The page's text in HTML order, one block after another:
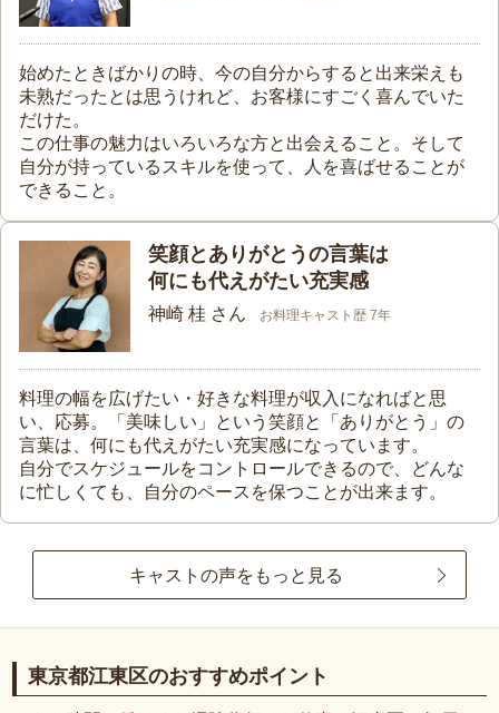
始めたときばかりの時、今の自分からすると出来栄えも
未熟だったとは思うけれど、お客様にすごく喜んでいた
だけた。
この仕事の魅力はいろいろな方と出会えること。そして
自分が持っているスキルを使って、人を喜ばせることが
できること。
笑顔とありがとうの言葉は
何にも代えがたい充実感
神崎 桂 さん お料理キャスト歴 7年
料理の幅を広げたい・好きな料理が収入になればと思
い、応募。「美味しい」という笑顔と「ありがとう」の
言葉は、何にも代えがたい充実感になっています。
自分でスケジュールをコントロールできるので、どんな
に忙しくても、自分のペースを保つことが出来ます。
キャストの声をもっと見る
東京都江東区のおすすめポイント